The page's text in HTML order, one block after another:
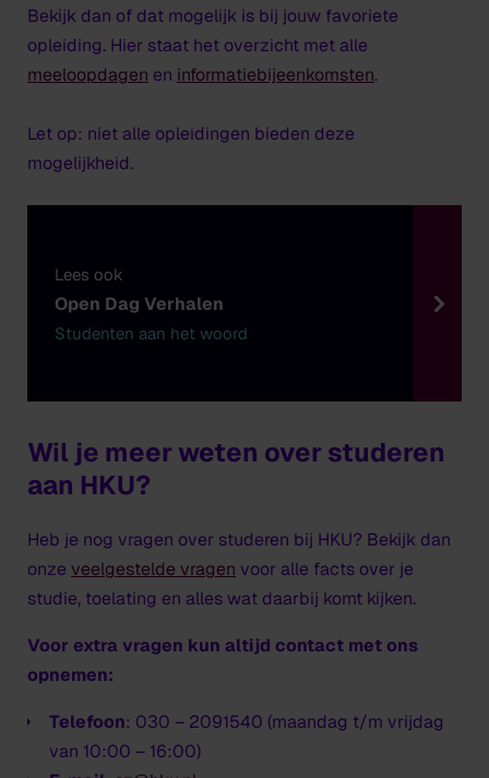
Bekijk dan of dat mogelijk is bij jouw favoriete
opleiding. Hier staat het overzicht met alle
meeloopdagen en informatiebijeenkomsten.
Let op: niet alle opleidingen bieden deze
mogelijkheid.
Lees ook
Open Dag Verhalen
Studenten aan het woord
Wil je meer weten over studeren
aan HKU?
Heb je nog vragen over studeren bij HKU? Bekijk dan
onze veelgestelde vragen voor alle facts over je
studie, toelating en alles wat daarbij komt kijken.
Voor extra vragen kun altijd contact met ons
opnemen:
Telefoon: 030 – 2091540 (maandag t/m vrijdag
van 10:00 – 16:00)